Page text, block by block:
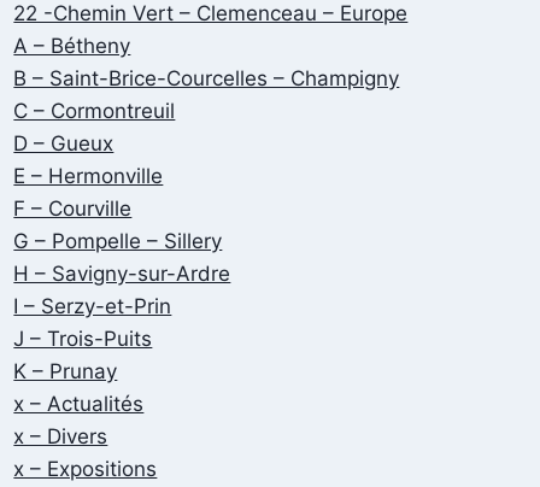
22 -Chemin Vert – Clemenceau – Europe
A – Bétheny
B – Saint-Brice-Courcelles – Champigny
C – Cormontreuil
D – Gueux
E – Hermonville
F – Courville
G – Pompelle – Sillery
H – Savigny-sur-Ardre
I – Serzy-et-Prin
J – Trois-Puits
K – Prunay
x – Actualités
x – Divers
x – Expositions